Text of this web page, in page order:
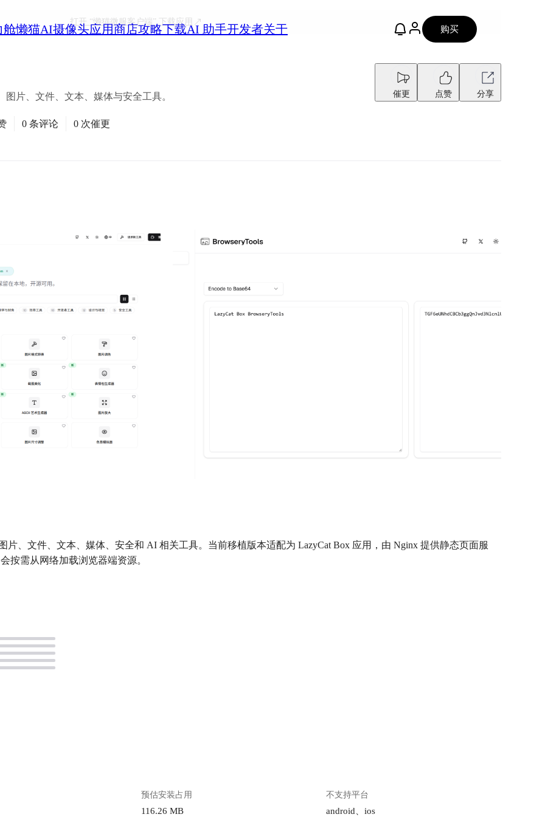
舱懒猫AI摄像头应用商店攻略下载AI 助手开发者关于 购买
打开 “懒猫微服客户端”下载应用
片、文件、文本、媒体与安全工具。 催更 点赞 分享
0 条评论 0 次催更
片、文件、文本、媒体、安全和 AI 相关工具。当前移植版本适配为 LazyCat Box 应用，由 Nginx 提供静态页面服
按需从网络加载浏览器端资源。
预估安装占用
116.26 MB
不支持平台
android、ios